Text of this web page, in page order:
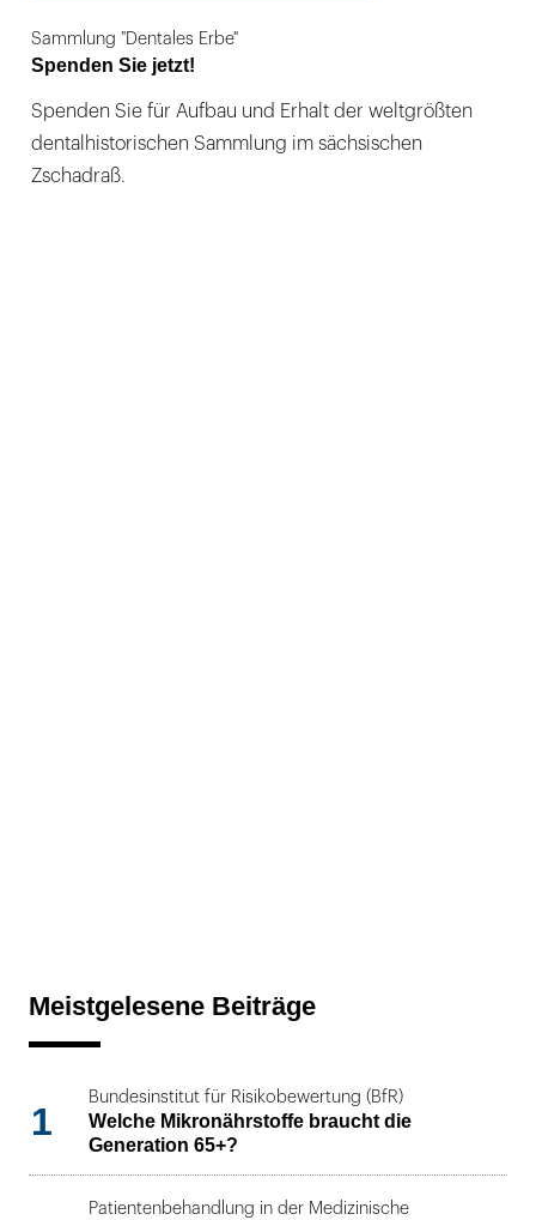
Sammlung "Dentales Erbe"
Spenden Sie jetzt!
Spenden Sie für Aufbau und Erhalt der weltgrößten
dentalhistorischen Sammlung im sächsischen
Zschadraß.
Meistgelesene Beiträge
1
Bundesinstitut für Risikobewertung (BfR)
Welche Mikronährstoffe braucht die
Generation 65+?
Patientenbehandlung in der Medizinische